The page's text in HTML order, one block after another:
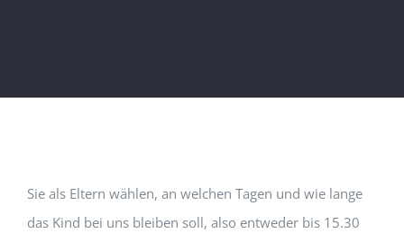
Sie als Eltern wählen, an welchen Tagen und wie lange
das Kind bei uns bleiben soll, also entweder bis 15.30